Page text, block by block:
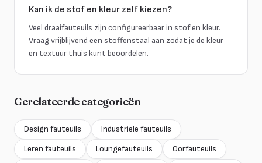
Kan ik de stof en kleur zelf kiezen?
Veel draaifauteuils zijn configureerbaar in stof en kleur.
Vraag vrijblijvend een stoffenstaal aan zodat je de kleur
en textuur thuis kunt beoordelen.
Gerelateerde categorieën
Design fauteuils
Industriële fauteuils
Leren fauteuils
Loungefauteuils
Oorfauteuils